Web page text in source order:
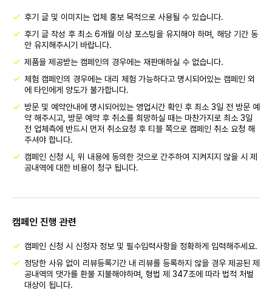
후기 글 및 이미지는 업체 홍보 목적으로 사용될 수 있습니다.
후기 글 작성 후 최소 6개월 이상 포스팅을 유지해야 하며, 해당 기간 동
안 유지해주시기 바랍니다.
제품을 제공받는 캠페인의 경우에는 재판매하실 수 없습니다.
체험 캠페인의 경우에는 대리 체험 가능하다고 명시되어있는 캠페인 외
에 타인에게 양도가 불가합니다.
방문 및 예약안내에 명시되어있는 영업시간 확인 후 최소 3일 전 방문 예
약 해주시고, 방문 예약 후 취소를 희망하실 때는 마찬가지로 최소 3일
전 업체측에 반드시 먼저 취소요청 후 티블 쪽으로 캠페인 취소 요청 해
주셔야 합니다.
캠페인 신청 시, 위 내용에 동의한 것으로 간주하여 지켜지지 않을 시 제
공내역에 대한 비용이 청구 됩니다.
캠페인 진행 관련
캠페인 신청 시 신청자 정보 및 필수입력사항을 정확하게 입력해주세요.
정당한 사유 없이 리뷰등록기간 내 리뷰를 등록하지 않을 경우 제공된 제
공내역의 댓가를 환불 지불해야하며, 형법 제 347조에 따라 법적 처벌
대상이 됩니다.